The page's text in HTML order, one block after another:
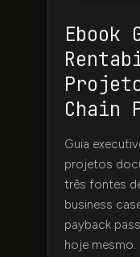
Ebook
Chain
Guia
projetos
três fontes
business
payback
hoje mesmo.